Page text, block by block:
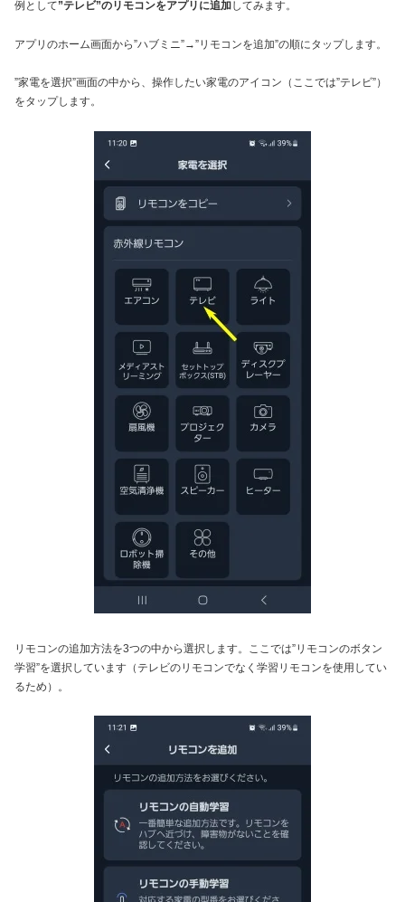
例として”テレビ”のリモコンをアプリに追加してみます。
アプリのホーム画面から”ハブミニ”→”リモコンを追加”の順にタップします。
”家電を選択”画面の中から、操作したい家電のアイコン（ここでは”テレビ”）
をタップします。
リモコンの追加方法を3つの中から選択します。ここでは”リモコンのボタン
学習”を選択しています（テレビのリモコンでなく学習リモコンを使用してい
るため）。